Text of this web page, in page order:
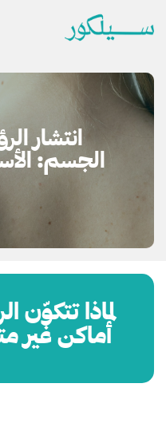
انتشار
الجسم:
لماذا تتكوّن
أماكن غير